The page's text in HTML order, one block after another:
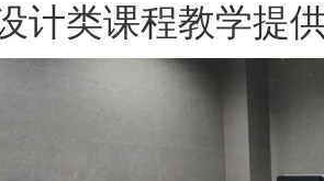
计类课程教学提